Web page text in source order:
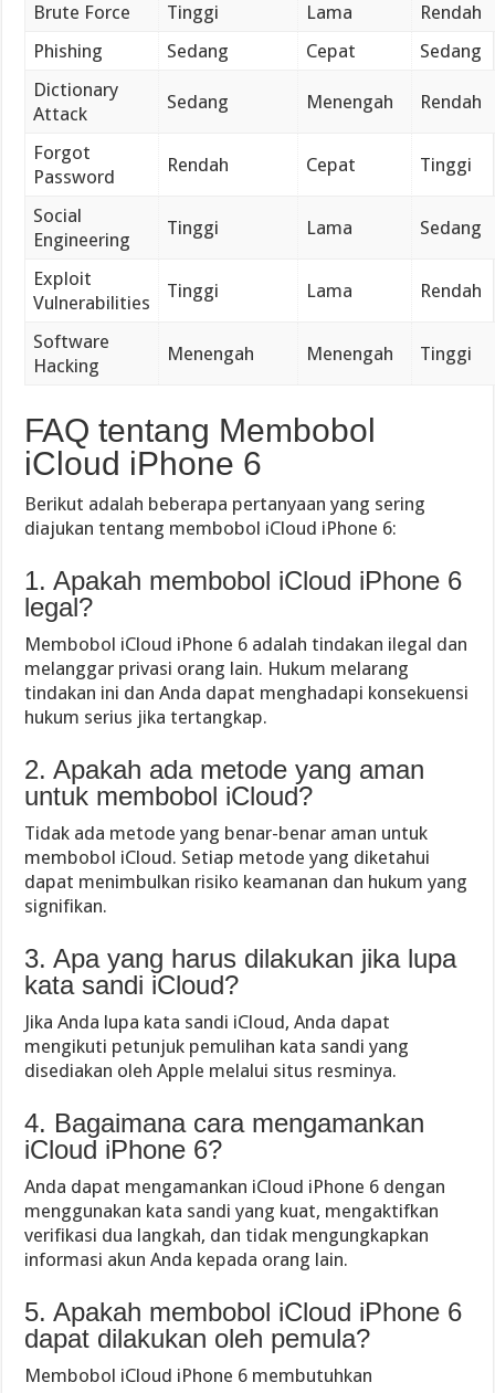
Brute Force
Tinggi Lama
Rendah
Phishing
Sedang Cepat
Sedang
Dictionary
Attack
Sedang Menengah Rendah
Forgot
Password
Rendah Cepat Tinggi
Social
Engineering
Tinggi Lama Sedang
Exploit
Vulnerabilities
Tinggi Lama Rendah
Software
Hacking
Menengah Menengah Tinggi
FAQ tentang Membobol
iCloud iPhone 6
Berikut adalah beberapa pertanyaan yang sering
diajukan tentang membobol iCloud iPhone 6:
1. Apakah membobol iCloud iPhone 6
legal?
Membobol iCloud iPhone 6 adalah tindakan ilegal dan
melanggar privasi orang lain. Hukum melarang
tindakan ini dan Anda dapat menghadapi konsekuensi
hukum serius jika tertangkap.
2. Apakah ada metode yang aman
untuk membobol iCloud?
Tidak ada metode yang benar-benar aman untuk
membobol iCloud. Setiap metode yang diketahui
dapat menimbulkan risiko keamanan dan hukum yang
signifikan.
3. Apa yang harus dilakukan jika lupa
kata sandi iCloud?
Jika Anda lupa kata sandi iCloud, Anda dapat
mengikuti petunjuk pemulihan kata sandi yang
disediakan oleh Apple melalui situs resminya.
4. Bagaimana cara mengamankan
iCloud iPhone 6?
Anda dapat mengamankan iCloud iPhone 6 dengan
menggunakan kata sandi yang kuat, mengaktifkan
verifikasi dua langkah, dan tidak mengungkapkan
informasi akun Anda kepada orang lain.
5. Apakah membobol iCloud iPhone 6
dapat dilakukan oleh pemula?
Membobol iCloud iPhone 6 membutuhkan